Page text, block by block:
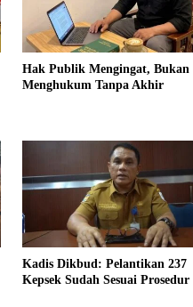
Hak Publik Mengingat, Bukan
Menghukum Tanpa Akhir
Kadis Dikbud: Pelantikan 237
Kepsek Sudah Sesuai Prosedur